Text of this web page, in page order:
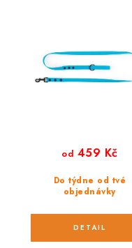
Do týdne od tvé
objednávky
od 459 Kč